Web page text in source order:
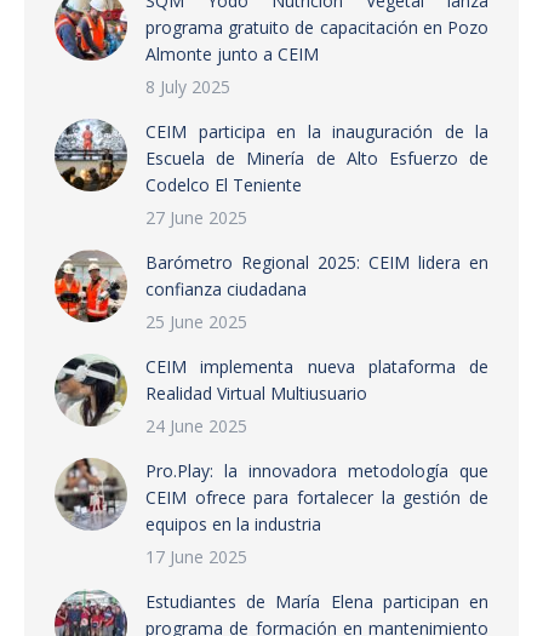
programa gratuito de capacitación en Pozo
Almonte junto a CEIM
8 July 2025
CEIM participa en la inauguración de la
Escuela de Minería de Alto Esfuerzo de
Codelco El Teniente
27 June 2025
Barómetro Regional 2025: CEIM lidera en
confianza ciudadana
25 June 2025
CEIM implementa nueva plataforma de
Realidad Virtual Multiusuario
24 June 2025
Pro.Play: la innovadora metodología que
CEIM ofrece para fortalecer la gestión de
equipos en la industria
17 June 2025
Estudiantes de María Elena participan en
programa de formación en mantenimiento